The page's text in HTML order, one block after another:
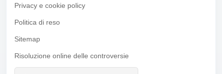
Privacy e cookie policy
Politica di reso
Sitemap
Risoluzione online delle controversie